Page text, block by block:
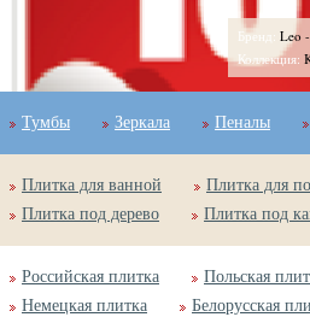
Бренд:
Коллекция:
Тумбы Зеркала Пеналы
Плитка для ванной
Плитка для
Плитка под дерево
Плитка под
Российская плитка
Польская
Немецкая плитка
Белорусская